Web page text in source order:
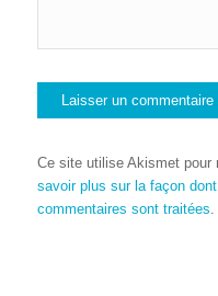
Ce site utilise Akismet pour
savoir plus sur la façon
commentaires sont traitées